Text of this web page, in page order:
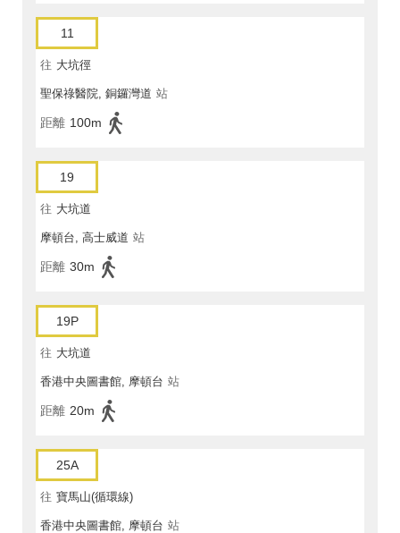
11
往 大坑徑
聖保祿醫院, 銅鑼灣道 站
距離 100m
19
往 大坑道
摩頓台, 高士威道 站
距離 30m
19P
往 大坑道
香港中央圖書館, 摩頓台 站
距離 20m
25A
往 寶馬山(循環線)
香港中央圖書館, 摩頓台 站